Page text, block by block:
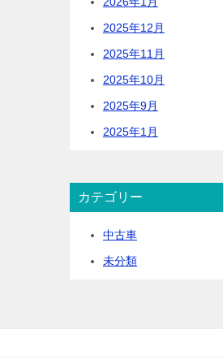
2025年12月
2025年11月
2025年10月
2025年9月
2025年1月
カテゴリー
中古車
未分類